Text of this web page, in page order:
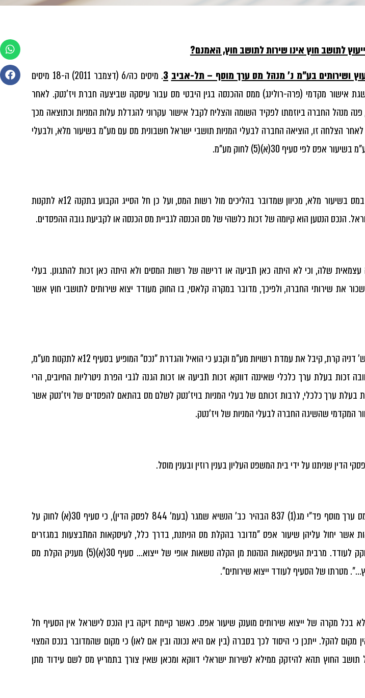
לתושב חוץ אינו שירות לתושב חוץ, האמנם?
ושירותים בע"מ נ' מנהל מס ערך מוסף – תל-אביב 3
. מיסים כה/6 (דצמבר 2011) ה-18 מיסים
אישור מקדמי (פרה-רולינג) ממס ההכנסה בגין היבטי מס עבור עיסקה שביצעה חברת ויז'נטק. לאחר
מנהל החברה ביוזמתו לפקיד השומה והצליח לקבל אישור עקרוני להגדלת עלות המניות וכתוצאה מכך
הצלחה זו, הוציאה החברה לבעלי המניות תושבי ישראל חשבונית מס עם מע"מ בשיעור מלא, ולבעלי
לפי סעיף 30(א)(5) לחוק מע"מ.
לטענת רשויות מע"מ, החברה חייבת במס בשיעור מלא, מכיוון שמדובר בהליכים מול רשות המס, ועל כן חל הסייג הקבוע בתקנה 12א לתקנות
הנכס הנטען הוא קיומה של זכות כלשהי של מס הכנסה לגביית מס הכנסה או לקביעת גובה ההפסדים.
עצמאית שלה, וכי לא היתה כאן תביעה או דרישה של רשות המסים ולא היתה כאן זכות להתגונן. בעלי
את שירותי החברה, ולפיכך, מדובר במקרה קלאסי, בו החוק מעודד יצוא שירותים לתושבי חוץ אשר
בית המשפט המחוזי בת"א מפי כב' הש' דניה קרת, קיבל את עמדת רשויות מע"מ וקבע כי הואיל והגדרת "נכס" המופיע בסעיף 12א לתקנות מע"מ,
זכות בעלת ערך כלכלי שאיננה דווקא זכות תביעה או זכות הגנה לגבי הפרת ניטרליות החיובים, הרי
בעלת ערך כלכלי, לרבות זכותם של בעלי המניות בויז'נטק לשלם מס בהתאם להפסדים של ויז'נטק אשר
המקדמי שהשיגה החברה לבעלי המניות של ויז'נטק.
שניתנו על ידי בית המשפט העליון בענין רוזין ובענין מוסל.
בע"א 418/96 רוזין נ' מנהל המכס ומס ערך מוסף פד"י מג(1) 837 הבהיר כב' הנשיא שמגר (בעמ' 844 לפסק הדין), כי סעיף 30(א) לחוק על
אשר יחול עליהן שיעור אפס "מדובר בהקלת מס הניתנת, בדרך כלל, לעיסקאות המתבצעות במגזרים
כלכליים מסויימים, אותם מבקש המחוקק לעודד. מרבית העיסקאות הנהנות מן הקלה נושאות אופי של ייצוא… סעיף 30(א)(5) מעניק הקלת מס
מטרתו של הסעיף לעודד ייצוא שירותים".
בכל מקרה של ייצוא שירותים מוענק שיעור אפס. כאשר קיימת זיקה בין הנכס לישראל אין הסעיף חל
להקל. ייתכן כי היסוד לכך בסברה (בין אם היא נכונה ובין אם לאו) כי מקום שהמדובר בנכס המצוי
תושב החוץ תהא להיזקק ממילא לשירות ישראלי דווקא ומכאן שאין צורך בתמריץ מס לשם עידוד מתן